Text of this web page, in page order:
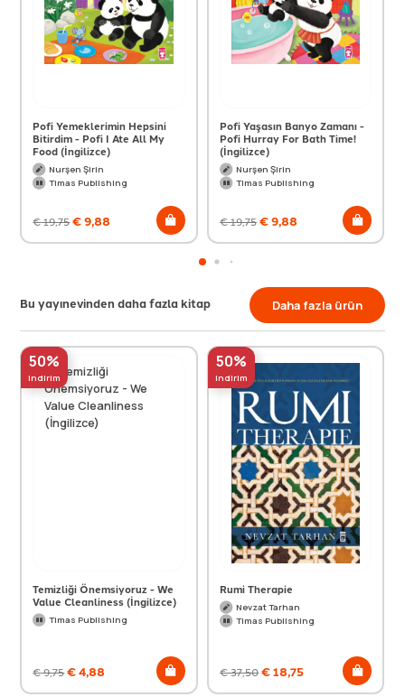
Pofi Yemeklerimin Hepsini
Bitirdim - Pofi I Ate All My
Food (İngilizce)
Nurşen Şirin
Timas Publishing
€19,75€9,88
Pofi Yaşasın Banyo Zamanı -
Pofi Hurray For Bath Time!
(İngilizce)
Nurşen Şirin
Timas Publishing
€19,75€9,88
Bu yayınevinden daha fazla kitap Daha fazla ürün
50%
indirim
Temizliği Önemsiyoruz - We
Value Cleanliness (İngilizce)
Timas Publishing
€9,75€4,88
50%
indirim
Rumi Therapie
Nevzat Tarhan
Timas Publishing
€37,50€18,75